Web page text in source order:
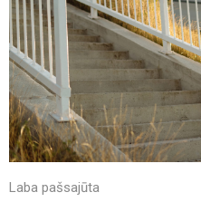
Laba pašsajūta